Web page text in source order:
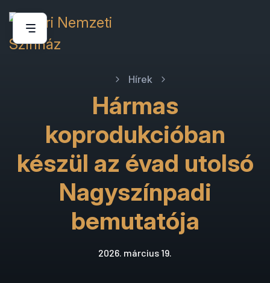
Hírek
Hármas
koprodukcióban
készül az évad utolsó
Nagyszínpadi
bemutatója
2026. március 19.